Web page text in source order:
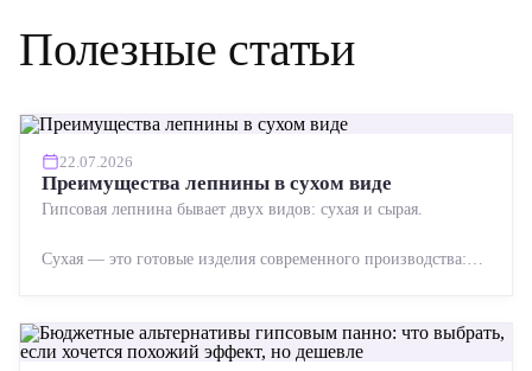
Полезные статьи
22.07.2026
Преимущества лепнины в сухом виде
Гипсовая лепнина бывает двух видов: сухая и сырая.
Сухая — это готовые изделия современного производства: